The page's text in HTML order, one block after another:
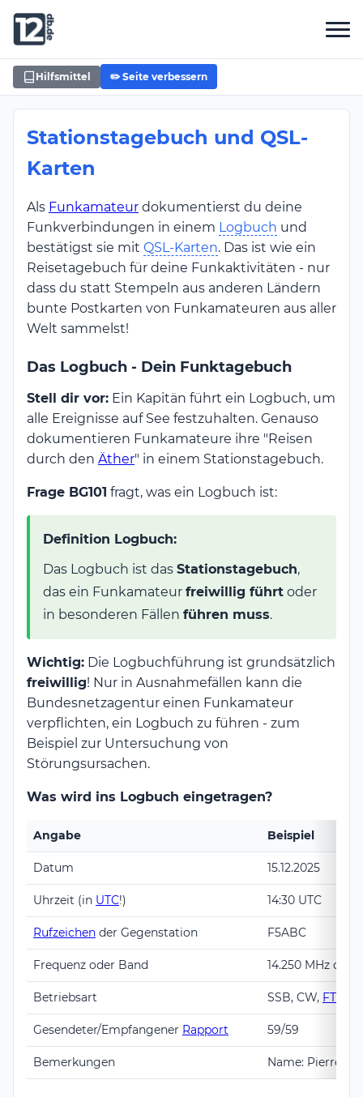
Hilfsmittel ✏️ Seite verbessern
Stationstagebuch und QSL-
Karten
Als Funkamateur dokumentierst du deine
Funkverbindungen in einem Logbuch und
bestätigst sie mit QSL-Karten. Das ist wie ein
Reisetagebuch für deine Funkaktivitäten - nur
dass du statt Stempeln aus anderen Ländern
bunte Postkarten von Funkamateuren aus aller
Welt sammelst!
Das Logbuch - Dein Funktagebuch
Stell dir vor: Ein Kapitän führt ein Logbuch, um
alle Ereignisse auf See festzuhalten. Genauso
dokumentieren Funkamateure ihre "Reisen
durch den Äther" in einem Stationstagebuch.
Frage BG101 fragt, was ein Logbuch ist:
Definition Logbuch:
Das Logbuch ist das Stationstagebuch,
das ein Funkamateur freiwillig führt oder
in besonderen Fällen führen muss.
Wichtig: Die Logbuchführung ist grundsätzlich
freiwillig! Nur in Ausnahmefällen kann die
Bundesnetzagentur einen Funkamateur
verpflichten, ein Logbuch zu führen - zum
Beispiel zur Untersuchung von
Störungsursachen.
Was wird ins Logbuch eingetragen?
Angabe Beispiel
Datum 15.12.2025
Uhrzeit (in UTC!) 14:30 UTC
Rufzeichen der Gegenstation F5ABC
Frequenz oder Band 14.250 MHz
Betriebsart SSB, CW, FT8
Gesendeter/Empfangener Rapport 59/59
Bemerkungen Name: Pierre,